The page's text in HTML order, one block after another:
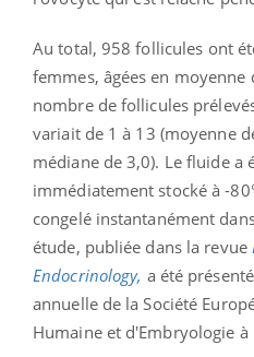
Au total, 958 follicules ont
femmes, âgées en moyenne
nombre de follicules
variait de 1 à 13 (moyenne
médiane de 3,0). Le fluide a
immédiatement stocké à -
congelé instantanément
étude, publiée dans la revue
Endocrinology, a été
annuelle de la Société
Humaine et d'Embryologie à